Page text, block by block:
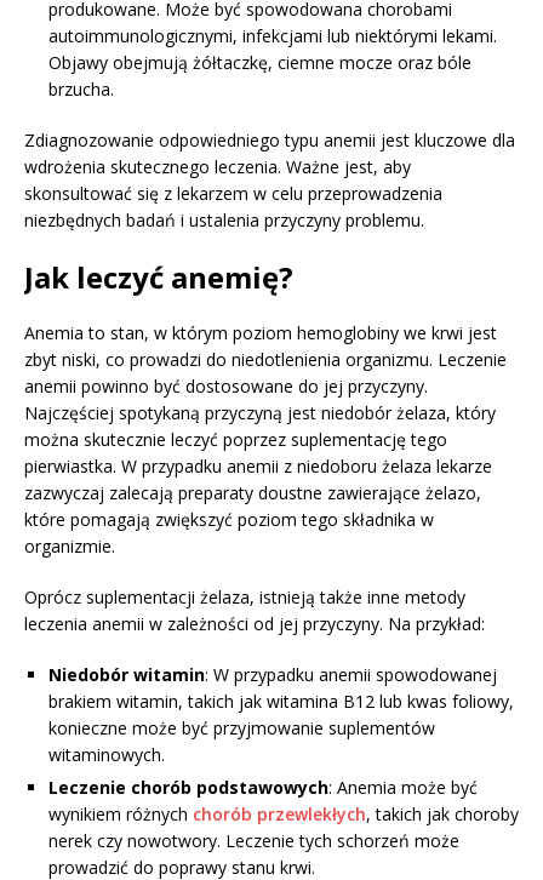
produkowane. Może być spowodowana chorobami
autoimmunologicznymi, infekcjami lub niektórymi lekami.
Objawy obejmują żółtaczkę, ciemne mocze oraz bóle
brzucha.
Zdiagnozowanie odpowiedniego typu anemii jest kluczowe dla
wdrożenia skutecznego leczenia. Ważne jest, aby
skonsultować się z lekarzem w celu przeprowadzenia
niezbędnych badań i ustalenia przyczyny problemu.
Jak leczyć anemię?
Anemia to stan, w którym poziom hemoglobiny we krwi jest
zbyt niski, co prowadzi do niedotlenienia organizmu. Leczenie
anemii powinno być dostosowane do jej przyczyny.
Najczęściej spotykaną przyczyną jest niedobór żelaza, który
można skutecznie leczyć poprzez suplementację tego
pierwiastka. W przypadku anemii z niedoboru żelaza lekarze
zazwyczaj zalecają preparaty doustne zawierające żelazo,
które pomagają zwiększyć poziom tego składnika w
organizmie.
Oprócz suplementacji żelaza, istnieją także inne metody
leczenia anemii w zależności od jej przyczyny. Na przykład:
Niedobór witamin: W przypadku anemii spowodowanej
brakiem witamin, takich jak witamina B12 lub kwas foliowy,
konieczne może być przyjmowanie suplementów
witaminowych.
Leczenie chorób podstawowych: Anemia może być
wynikiem różnych chorób przewlekłych, takich jak choroby
nerek czy nowotwory. Leczenie tych schorzeń może
prowadzić do poprawy stanu krwi.